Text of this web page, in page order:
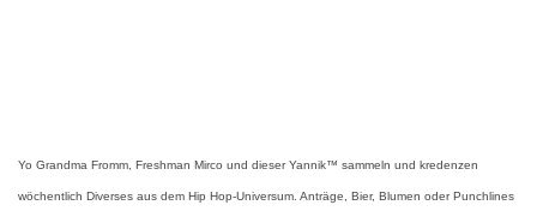
Yo Grandma Fromm, Freshman Mirco und dieser Yannik™ sammeln und kredenzen
wöchentlich Diverses aus dem Hip Hop-Universum. Anträge, Bier, Blumen oder Punchlines